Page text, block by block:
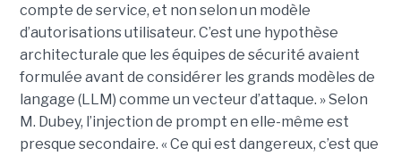
compte de service, et non selon un modèle
d’autorisations utilisateur. C’est une hypothèse
architecturale que les équipes de sécurité avaient
formulée avant de considérer les grands modèles de
langage (LLM) comme un vecteur d’attaque. » Selon
M. Dubey, l’injection de prompt en elle-même est
presque secondaire. « Ce qui est dangereux, c’est que